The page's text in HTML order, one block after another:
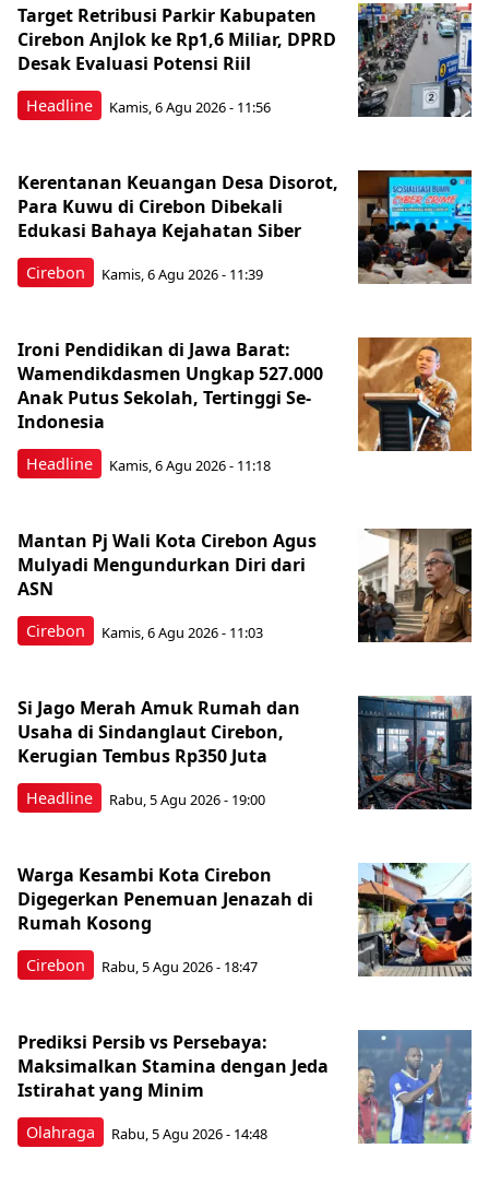
Headline
Target Retribusi Parkir Kabupaten
Cirebon Anjlok ke Rp1,6 Miliar, DPRD
Desak Evaluasi Potensi Riil
Kamis, 6 Agu 2026 - 11:56
Cirebon
Kerentanan Keuangan Desa Disorot,
Para Kuwu di Cirebon Dibekali
Edukasi Bahaya Kejahatan Siber
Kamis, 6 Agu 2026 - 11:39
Headline
Ironi Pendidikan di Jawa Barat:
Wamendikdasmen Ungkap 527.000
Anak Putus Sekolah, Tertinggi Se-
Indonesia
Kamis, 6 Agu 2026 - 11:18
Cirebon
Mantan Pj Wali Kota Cirebon Agus
Mulyadi Mengundurkan Diri dari
ASN
Kamis, 6 Agu 2026 - 11:03
Headline
Si Jago Merah Amuk Rumah dan
Usaha di Sindanglaut Cirebon,
Kerugian Tembus Rp350 Juta
Rabu, 5 Agu 2026 - 19:00
Cirebon
Warga Kesambi Kota Cirebon
Digegerkan Penemuan Jenazah di
Rumah Kosong
Rabu, 5 Agu 2026 - 18:47
Olahraga
Prediksi Persib vs Persebaya:
Maksimalkan Stamina dengan Jeda
Istirahat yang Minim
Rabu, 5 Agu 2026 - 14:48